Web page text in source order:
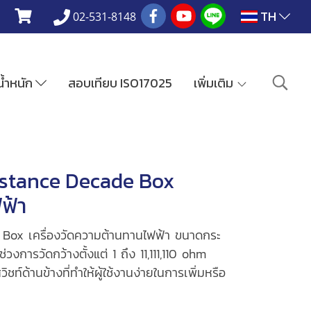
02-531-8148 TH
ำหนัก สอบเทียบ ISO17025 เพิ่มเติม
Decade Box
า
เครื่องวัดความต้านทานไฟฟ้า ขนาดกระ
ารวัดกว้างตั้งแต่ 1 ถึง 11,111,110 ohm
ท์ด้านข้างที่ทำให้ผู้ใช้งานง่ายในการเพิ่มหรือ